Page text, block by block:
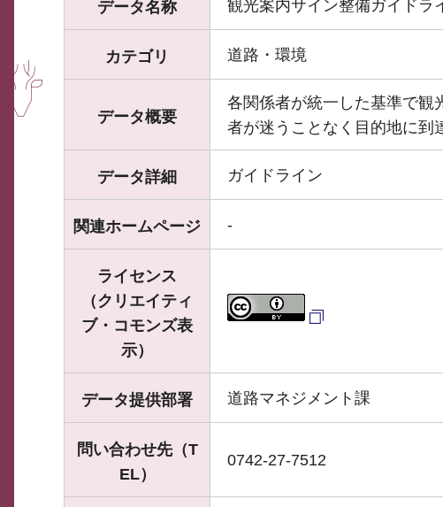
データ名称 観光案内サイン整備ガイドラ
カテゴリ 道路・環境
データ概要
各関係者が統一した基準で観
者が迷うことなく目的地に到
データ詳細 ガイドライン
関連ホームページ -
ライセンス
（クリエイティ
ブ・コモンズ表
示）
データ提供部署 道路マネジメント課
問い合わせ先（T
EL）
0742-27-7512